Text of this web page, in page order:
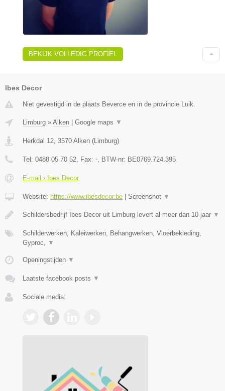
BEKIJK VOLLEDIG PROFIEL
Ibes Decor
Niet gevestigd in de plaats Beverce en in de provincie Luik.
Limburg » Alken Google maps ▼
Herkdal 12, 3570 Alken (Limburg)
Tel: 0488 05 70 52, Fax: -, BTW-nr: BE0769.724.395
E-mail › Ibes Decor
Website: https://www.ibesdecor.be Screenshot ▼
Schildersbedrijf Ibes Decor uit Limburg levert al meer dan 10 jaar ▼
Schilderwerken, Kaleiwerken, Behangwerken, Vloerbekleding,
Gyproc, ▼
Openingstijden ▼
Laatste facebook posts ▼
Sociale media: